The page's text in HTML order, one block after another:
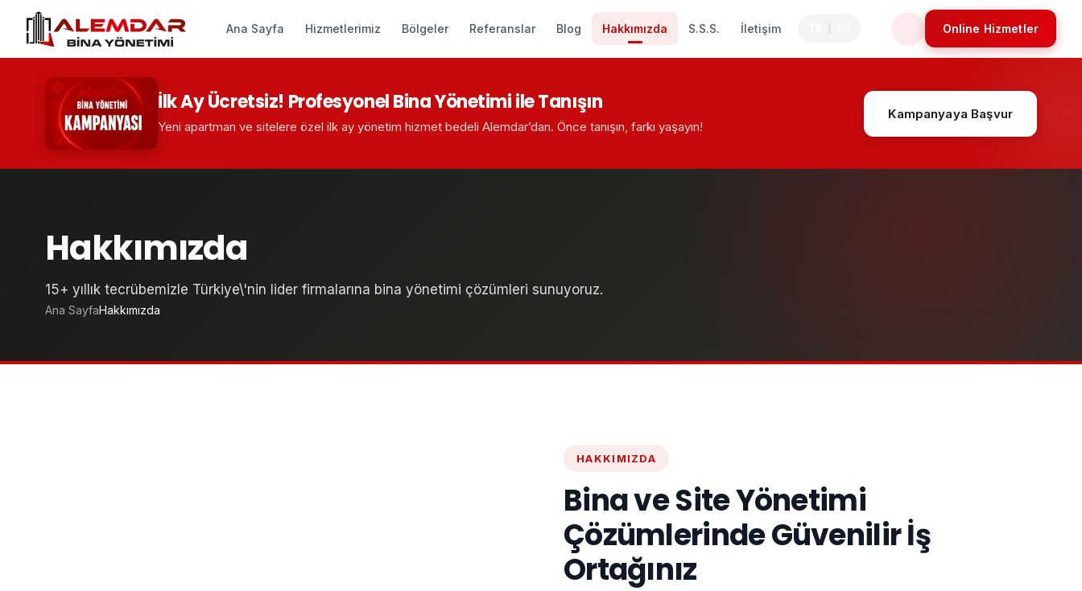
Ana Sayfa Hizmetlerimiz Bölgeler Referanslar Blog Hakkımızda S.S.S. İletişim Online Hizmetler
İlk Ay Ücretsiz! Profesyonel Bina Yönetimi ile Tanışın
Yeni apartman ve sitelere özel ilk ay yönetim hizmet bedeli Alemdar’dan. Önce tanışın, farkı yaşayın!
Kampanyaya Başvur
Hakkımızda
15+ yıllık tecrübemizle Türkiye\'nin lider firmalarına bina yönetimi çözümleri sunuyoruz.
Ana SayfaHakkımızda
HAKKIMIZDA
Bina ve Site Yönetimi
Çözümlerinde Güvenilir İş
Ortağınız